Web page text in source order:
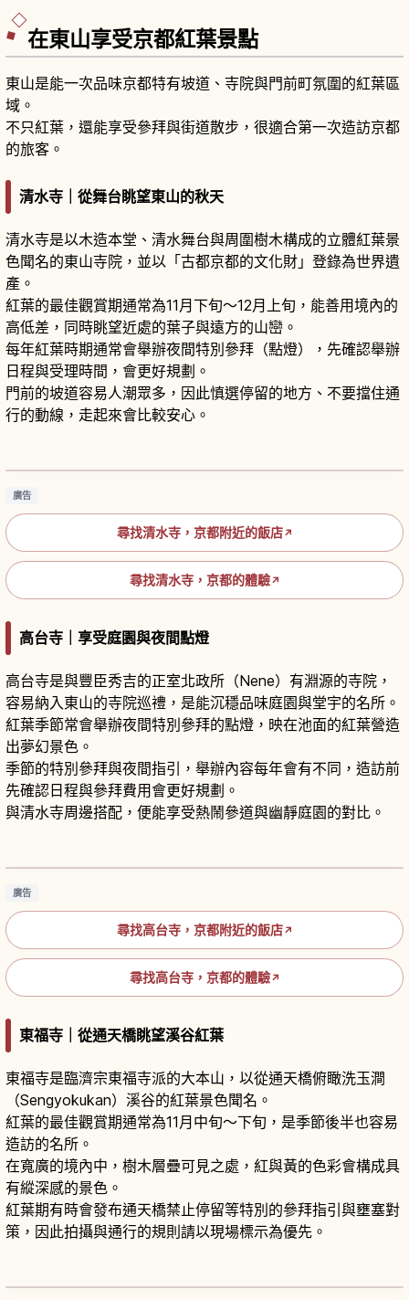
在東山享受京都紅葉景點
東山是能一次品味京都特有坡道、寺院與門前町氛圍的紅葉區
域。
不只紅葉，還能享受參拜與街道散步，很適合第一次造訪京都
的旅客。
清水寺｜從舞台眺望東山的秋天
清水寺是以木造本堂、清水舞台與周圍樹木構成的立體紅葉景
色聞名的東山寺院，並以「古都京都的文化財」登錄為世界遺
產。
紅葉的最佳觀賞期通常為11月下旬～12月上旬，能善用境內的
高低差，同時眺望近處的葉子與遠方的山巒。
每年紅葉時期通常會舉辦夜間特別參拜（點燈），先確認舉辦
日程與受理時間，會更好規劃。
門前的坡道容易人潮眾多，因此慎選停留的地方、不要擋住通
行的動線，走起來會比較安心。
京都清水寺攻略｜清水舞台與四季絕景的必訪寺
廣告
尋找清水寺，京都附近的飯店↗
尋找清水寺，京都的體驗↗
高台寺｜享受庭園與夜間點燈
高台寺是與豐臣秀吉的正室北政所（Nene）有淵源的寺院，
容易納入東山的寺院巡禮，是能沉穩品味庭園與堂宇的名所。
紅葉季節常會舉辦夜間特別參拜的點燈，映在池面的紅葉營造
出夢幻景色。
季節的特別參拜與夜間指引，舉辦內容每年會有不同，造訪前
先確認日程與參拜費用會更好規劃。
與清水寺周邊搭配，便能享受熱鬧參道與幽靜庭園的對比。
京都高台寺攻略｜在寧寧所建之寺欣賞庭園與夜
廣告
尋找高台寺，京都附近的飯店↗
尋找高台寺，京都的體驗↗
東福寺｜從通天橋眺望溪谷紅葉
東福寺是臨濟宗東福寺派的大本山，以從通天橋俯瞰洗玉澗
（Sengyokukan）溪谷的紅葉景色聞名。
紅葉的最佳觀賞期通常為11月中旬～下旬，是季節後半也容易
造訪的名所。
在寬廣的境內中，樹木層疊可見之處，紅與黃的色彩會構成具
有縱深感的景色。
紅葉期有時會發布通天橋禁止停留等特別的參拜指引與壅塞對
策，因此拍攝與通行的規則請以現場標示為優先。